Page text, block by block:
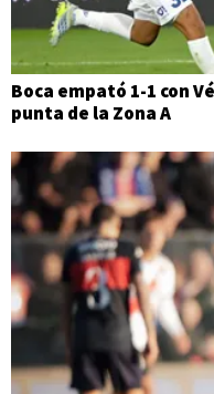
Boca empató 1-1 con
punta de la Zona A